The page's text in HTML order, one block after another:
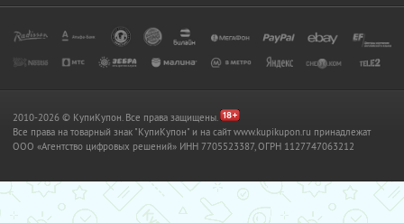
2010-2026 © КупиКупон. Все права защищены.
Все права на товарный знак "КупиКупон" и на сайт www.kupikupon.ru принадлежат
OOO «Агентство цифровых решений» ИНН 7705523387, ОГРН 1127747063212